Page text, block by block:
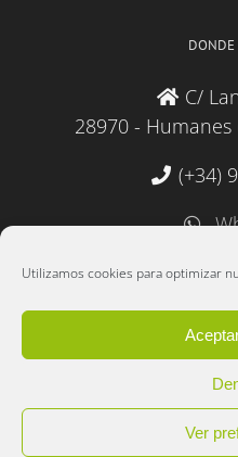
Utilizamos cookies para optimizar
Ver
DONDE
C/
28970 -
(+34)
Copyright 2025 Lebudit S.L. |
Política